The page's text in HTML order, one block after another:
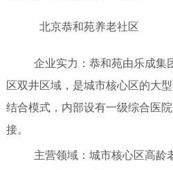
北京恭和苑养老社区
企业实力：恭和苑由乐成集
区双井区域，是城市核心区的大
结合模式，内部设有一级综合医
接。
主营领域：城市核心区高龄